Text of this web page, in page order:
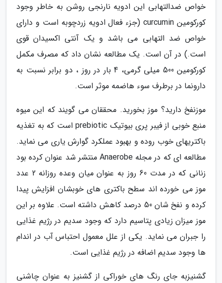
خواص ضدالتهابی این ادویه نارنجی روشن به خاطر وجود
کورکومین curcumin (جزء فعال ادویه زردچوبه است و دارای
خواص ضد التهابی می باشد و یک آنتی اکسیدان قوی
است.) در آن است. یک مطالعه نشان داد که مصرف مکمل
کورکومین 500 میلی گرمی، 4 بار در روز ، دو برابر نسبت به
دارونما در برطرف سوء هاضمه موثر است.
موزنفخ دارید؟ موز بخورید. محققان می گویند که این میوه
منبع خوبی از فیبر پری بیوتیک prebiotic است که به تغذیه
باکتریهای خوب روده و بهبود عملکرد گوارش یاری می نماید.
مطالعه ای که در مجله Anaerobe منتشر شد عنوان کرده بود
زنانی که در مدت 60 روز به عنوان میان وعده روزانه 2 عدد
موز می خورده اند سطح باکتری های خوبشان افزایش پیدا
کرده و نفخ شان 50 درصد کاهش داشته است. علاوه بر این
موز میزان زیادی پتاسیم دارد که وجود سدیم در رژیم غذایی
را جبران می نماید. یکی از علل معمول احتباس آب در اندام
ها وجود سدیم اضافه در رژیم غذایی است.
گشنیزبه جای رنگ های خوراکی از گشنیز به عنوان چاشنی